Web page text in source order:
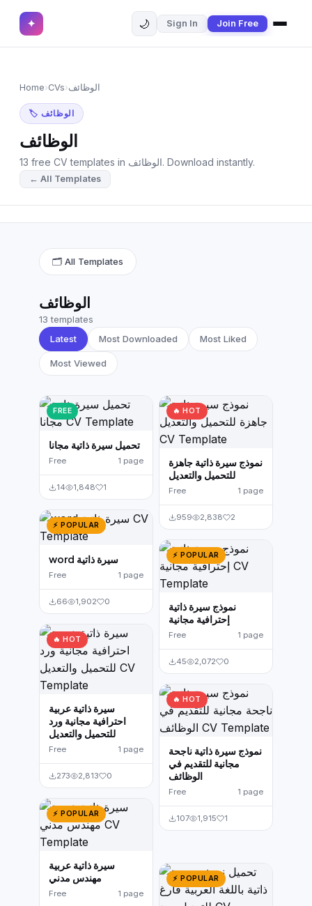
✦ ✕
Browse CVs
Most Downloaded
Most Liked
English CV (439)
German CV (19)
French CV (17)
✦ 🌙 Sign In Join Free
Home›CVs›الوظائف
🏷 الوظائف
الوظائف
13 free CV templates in الوظائف. Download instantly.
← All Templates
🗂 All Templates
الوظائف
13 templates
Latest
Most Downloaded Most Liked
Most Viewed
FREE
تحميل سيرة ذاتية مجانا
Free 1 page
14 1,848 1
⚡ POPULAR
word سيرة ذاتية
Free 1 page
66 1,902 0
🔥 HOT
سيرة ذاتية عربية
احترافية مجانية ورد
للتحميل والتعديل
Free 1 page
273 2,813 0
⚡ POPULAR
سيرة ذاتية عربية
مهندس مدني
Free 1 page
🔥 HOT
نموذج سيرة ذاتية جاهزة
للتحميل والتعديل
Free 1 page
959 2,838 2
⚡ POPULAR
نموذج سيرة ذاتية
إحترافية مجانية
Free 1 page
45 2,072 0
🔥 HOT
نموذج سيرة ذاتية ناجحة
مجانية للتقديم في
الوظائف
Free 1 page
107 1,915 1
⚡ POPULAR